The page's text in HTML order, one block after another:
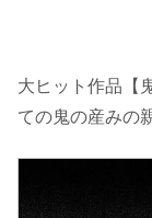
大ヒット作品【
ての鬼の産みの